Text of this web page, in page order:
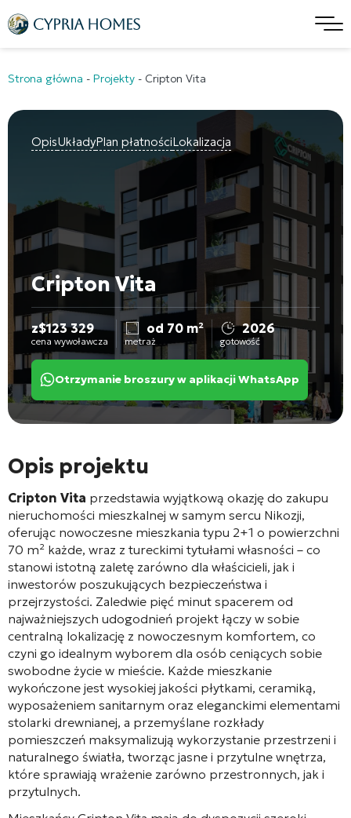
Strona główna - Projekty - Cripton Vita
OpisUkładyPlan płatnościLokalizacja
Cripton Vita
z$123 329
cena wywoławcza
od 70 m²
metraż
2026
gotowość
Otrzymanie broszury w aplikacji WhatsApp
Opis projektu
Cripton Vita przedstawia wyjątkową okazję do zakupu
nieruchomości mieszkalnej w samym sercu Nikozji,
oferując nowoczesne mieszkania typu 2+1 o powierzchni
70 m² każde, wraz z tureckimi tytułami własności – co
stanowi istotną zaletę zarówno dla właścicieli, jak i
inwestorów poszukujących bezpieczeństwa i
przejrzystości. Zaledwie pięć minut spacerem od
najważniejszych udogodnień projekt łączy w sobie
centralną lokalizację z nowoczesnym komfortem, co
czyni go idealnym wyborem dla osób ceniących sobie
swobodne życie w mieście. Każde mieszkanie
wykończone jest wysokiej jakości płytkami, ceramiką,
wyposażeniem sanitarnym oraz eleganckimi elementami
stolarki drewnianej, a przemyślane rozkłady
pomieszczeń maksymalizują wykorzystanie przestrzeni i
naturalnego światła, tworząc jasne i przytulne wnętrza,
które sprawiają wrażenie zarówno przestronnych, jak i
przytulnych.